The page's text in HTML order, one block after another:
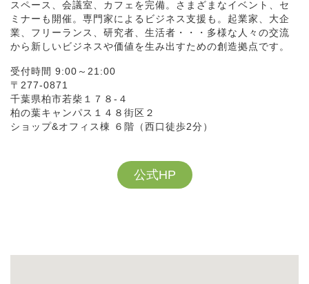
スペース、会議室、カフェを完備。さまざまなイベント、セ
ミナーも開催。専門家によるビジネス支援も。起業家、大企
業、フリーランス、研究者、生活者・・・多様な人々の交流
から新しいビジネスや価値を生み出すための創造拠点です。
受付時間 9:00～21:00
〒277-0871
千葉県柏市若柴１７８-４
柏の葉キャンパス１４８街区２
ショップ&オフィス棟 ６階（西口徒歩2分）
公式HP